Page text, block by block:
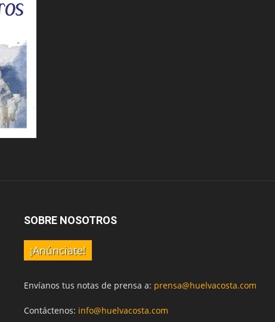
SOBRE NOSOTROS
¡Anúnciate!
Envíanos tus notas de prensa a: prensa@huelvacosta.com
Contáctenos: info@huelvacosta.com